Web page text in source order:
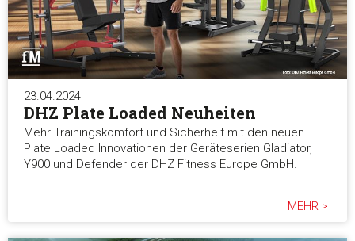
23.04.2024
DHZ Plate Loaded Neuheiten
Mehr Trainingskomfort und Sicherheit mit den neuen
Plate Loaded Innovationen der Geräteserien Gladiator,
Y900 und Defender der DHZ Fitness Europe GmbH.
MEHR >